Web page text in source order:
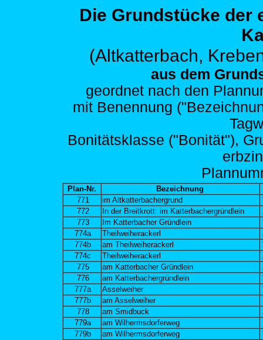
Die Grundstücke der
(Altkatterbach,
aus dem
geordnet nach den
mit Benennung
Bonitätsklasse ("Bonität"),
Plann
Plan-Nr.
Bezeichnung
771
im Altkatterbachergrund
772
In der Breitkrott: im Katterbachergründlein
773
Im Katterbacher Gründlein
774a
Theilweiherackerl
774b
am Theilweiherackerl
774c
Theilweiherackerl
775
am Katterbacher Gründlein
776
am Katterbachergründlein
777a
Asselweiher
777b
am Asselweiher
778
am Smidbuck
779a
am Wilhermsdorferweg
779b
am Wilhermsdorferweg